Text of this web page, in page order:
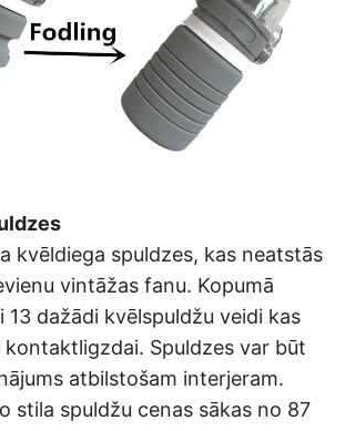
kvēldiega spuldzes, kas neatstās
vintāžas fanu. Kopumā
13 dažādi kvēlspuldžu veidi kas
kontaktligzdai. Spuldzes var būt
atbilstošam interjeram.
stila spuldžu cenas sākas no 87